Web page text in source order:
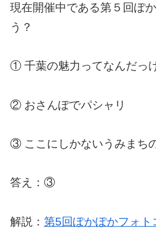
現在開催中である第５回ぽ
う？
① 千葉の魅力ってなんだっ
② おさんぽでパシャリ
③ ここにしかないうみまち
答え：③
解説： 第5回ぽかぽかフォト